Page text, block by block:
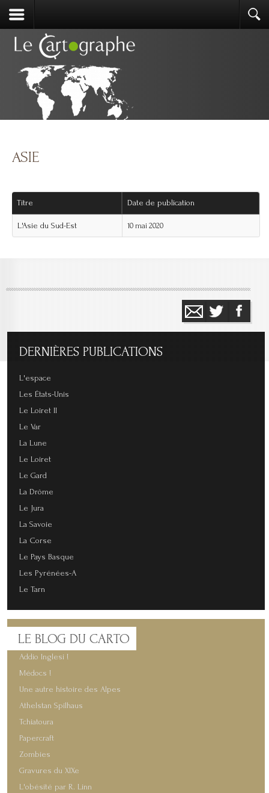
ASIE
Titre Date de publication
L'Asie du Sud-Est 10 mai 2020
DERNIÈRES PUBLICATIONS
L'espace
Les États-Unis
Le Loiret II
Le Var
La Lune
Le Loiret
Le Gard
La Drôme
Le Jura
La Savoie
La Corse
Le Pays Basque
Les Pyrénées-A
Le Tarn
LE BLOG DU CARTO
Addio Inglesi !
Médocs !
Une autre histoire des Alpes
Athelstan Spilhaus
Tchiatoura
Papercraft
Zombies
Gravures du XIXe
L'obésité par R. Linn